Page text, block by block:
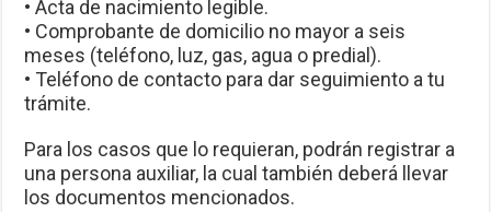
• Acta de nacimiento legible.
• Comprobante de domicilio no mayor a seis
meses (teléfono, luz, gas, agua o predial).
• Teléfono de contacto para dar seguimiento a tu
trámite.
Para los casos que lo requieran, podrán registrar a
una persona auxiliar, la cual también deberá llevar
los documentos mencionados.